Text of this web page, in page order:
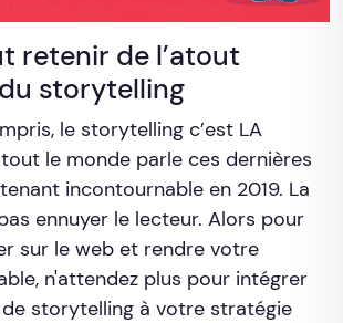
retenir de l’atout
storytelling
le storytelling c’est LA
le monde parle ces dernières
incontournable en 2019. La
ennuyer le lecteur. Alors pour
sur le web et rendre votre
n'attendez plus pour intégrer
storytelling à votre stratégie